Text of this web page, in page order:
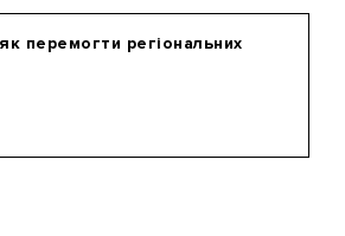
перемогти регіональних